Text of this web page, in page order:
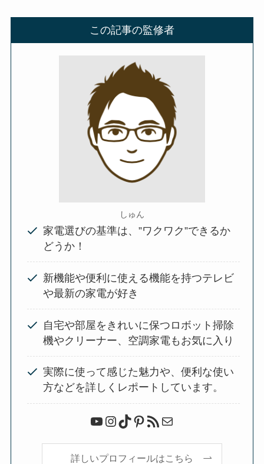
この記事の監修者
しゅん
家電選びの基準は、”ワクワク”できるか
どうか！
新機能や便利に使える機能を持つテレビ
や最新の家電が好き
自宅や部屋をきれいに保つロボット掃除
機やクリーナー、空調家電もお気に入り
実際に使って感じた魅力や、便利な使い
方などを詳しくレポートしています。
YouTube Instagram TikTok Pinterest RSS フィードメール
詳しいプロフィールはこちら